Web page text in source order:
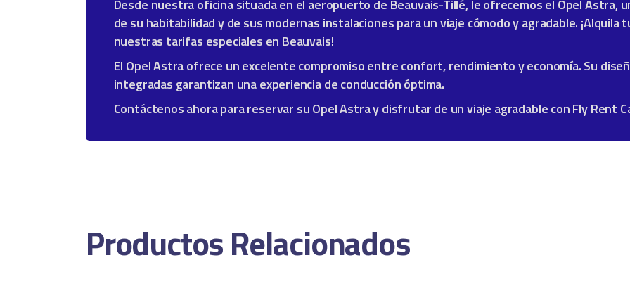
Desde nuestra oficina situada en el aeropuerto de Beauvais-Tillé, le ofrecemos el Opel Astra,
de su habitabilidad y de sus modernas instalaciones para un viaje cómodo y agradable.
nuestras tarifas especiales en Beauvais!
El Opel Astra ofrece un excelente compromiso entre confort, rendimiento y economía. Su
integradas garantizan una experiencia de conducción óptima.
Contáctenos ahora para reservar su Opel Astra y disfrutar de un viaje agradable con Fly Rent
Productos Relacionados